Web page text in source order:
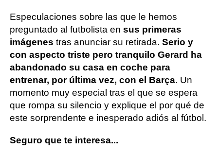
Especulaciones sobre las que le hemos
preguntado al futbolista en sus primeras
imágenes tras anunciar su retirada. Serio y
con aspecto triste pero tranquilo Gerard ha
abandonado su casa en coche para
entrenar, por última vez, con el Barça. Un
momento muy especial tras el que se espera
que rompa su silencio y explique el por qué de
este sorprendente e inesperado adiós al fútbol.
Seguro que te interesa...